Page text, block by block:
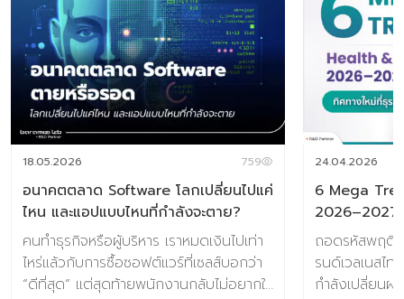
18.05.2026 759
อนาคตตลาด Software โลกเปลี่ยนไปแค่
ไหน และแอปแบบไหนที่กำลังจะตาย?
คนทำธุรกิจหรือผู้บริหาร เราหมดเงินไปเท่า
ไหร่แล้วกับการซื้อซอฟต์แวร์ที่เซลส์บอกว่า
“ดีที่สุด” แต่สุดท้ายพนักงานกลับไม่อยากใช้
24.04.2026
6 Mega
2026–2027
ถอดรหัสพฤติก
รนด์เวลเนสไ
กำลังเปลี่ยนผ่